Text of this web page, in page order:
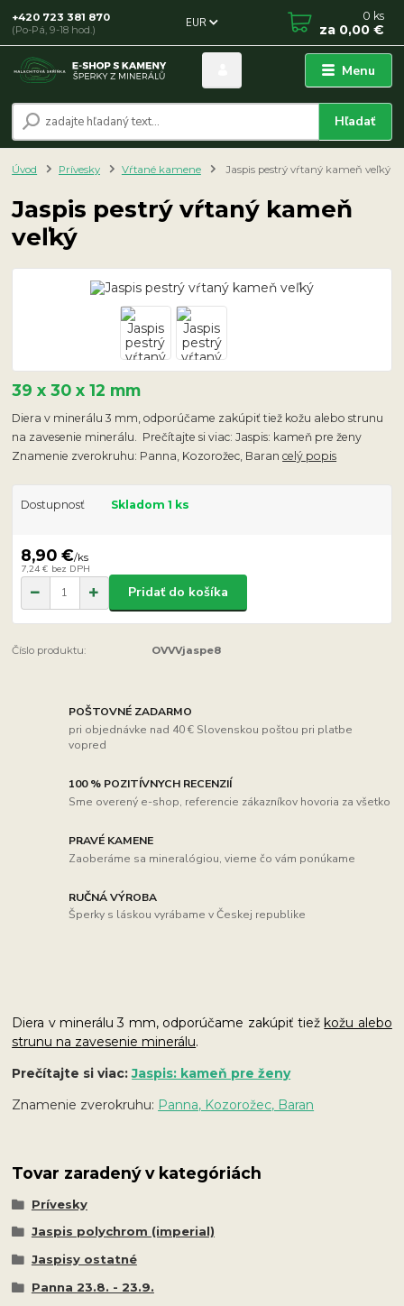
Menu
EUR
Hľadať
+420 723 381 870
(Po-Pá, 9-18 hod.)
0 ks
za 0,00 €
Úvod Prívesky Vŕtané kamene Jaspis pestrý vŕtaný kameň veľký
Jaspis pestrý vŕtaný kameň
veľký
39 x 30 x 12 mm
Diera v minerálu 3 mm, odporúčame zakúpiť tiež kožu alebo strunu
na zavesenie minerálu. Prečítajte si viac: Jaspis: kameň pre ženy
Znamenie zverokruhu: Panna, Kozorožec, Barancelý popis
Dostupnosť Skladom 1 ks
8,90 €/ks
7,24 € bez DPH
Pridať do košíka
Číslo produktu: OVVVjaspe8
POŠTOVNÉ ZADARMO
pri objednávke nad 40 € Slovenskou poštou pri platbe
vopred
100 % POZITÍVNYCH RECENZIÍ
Sme overený e-shop, referencie zákazníkov hovoria za všetko
PRAVÉ KAMENE
Zaoberáme sa mineralógiou, vieme čo vám ponúkame
RUČNÁ VÝROBA
Šperky s láskou vyrábame v Českej republike
Diera v minerálu 3 mm, odporúčame zakúpiť tiež kožu alebo
strunu na zavesenie minerálu.
Prečítajte si viac:Jaspis: kameň pre ženy
Znamenie zverokruhu: Panna, Kozorožec, Baran
Tovar zaradený v kategóriách
Prívesky
Jaspis polychrom (imperial)
Jaspisy ostatné
Panna 23.8. - 23.9.